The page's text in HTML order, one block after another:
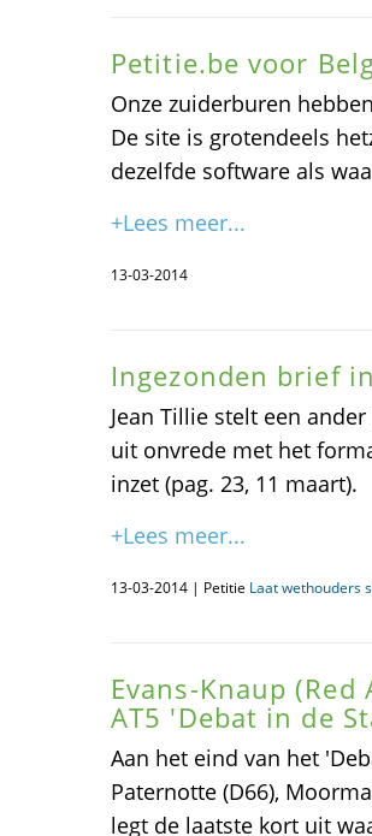
Petitie.be voor
Onze zuiderburen
De site is grotendeels
dezelfde software als
+Lees meer...
13-03-2014
Ingezonden brief
Jean Tillie stelt een
uit onvrede met het
inzet (pag. 23, 11 maart).
+Lees meer...
13-03-2014 | Petitie Laat wethouders
Evans-Knaup
AT5 'Debat in de
Aan het eind van het
Paternotte (D66),
legt de laatste kort uit